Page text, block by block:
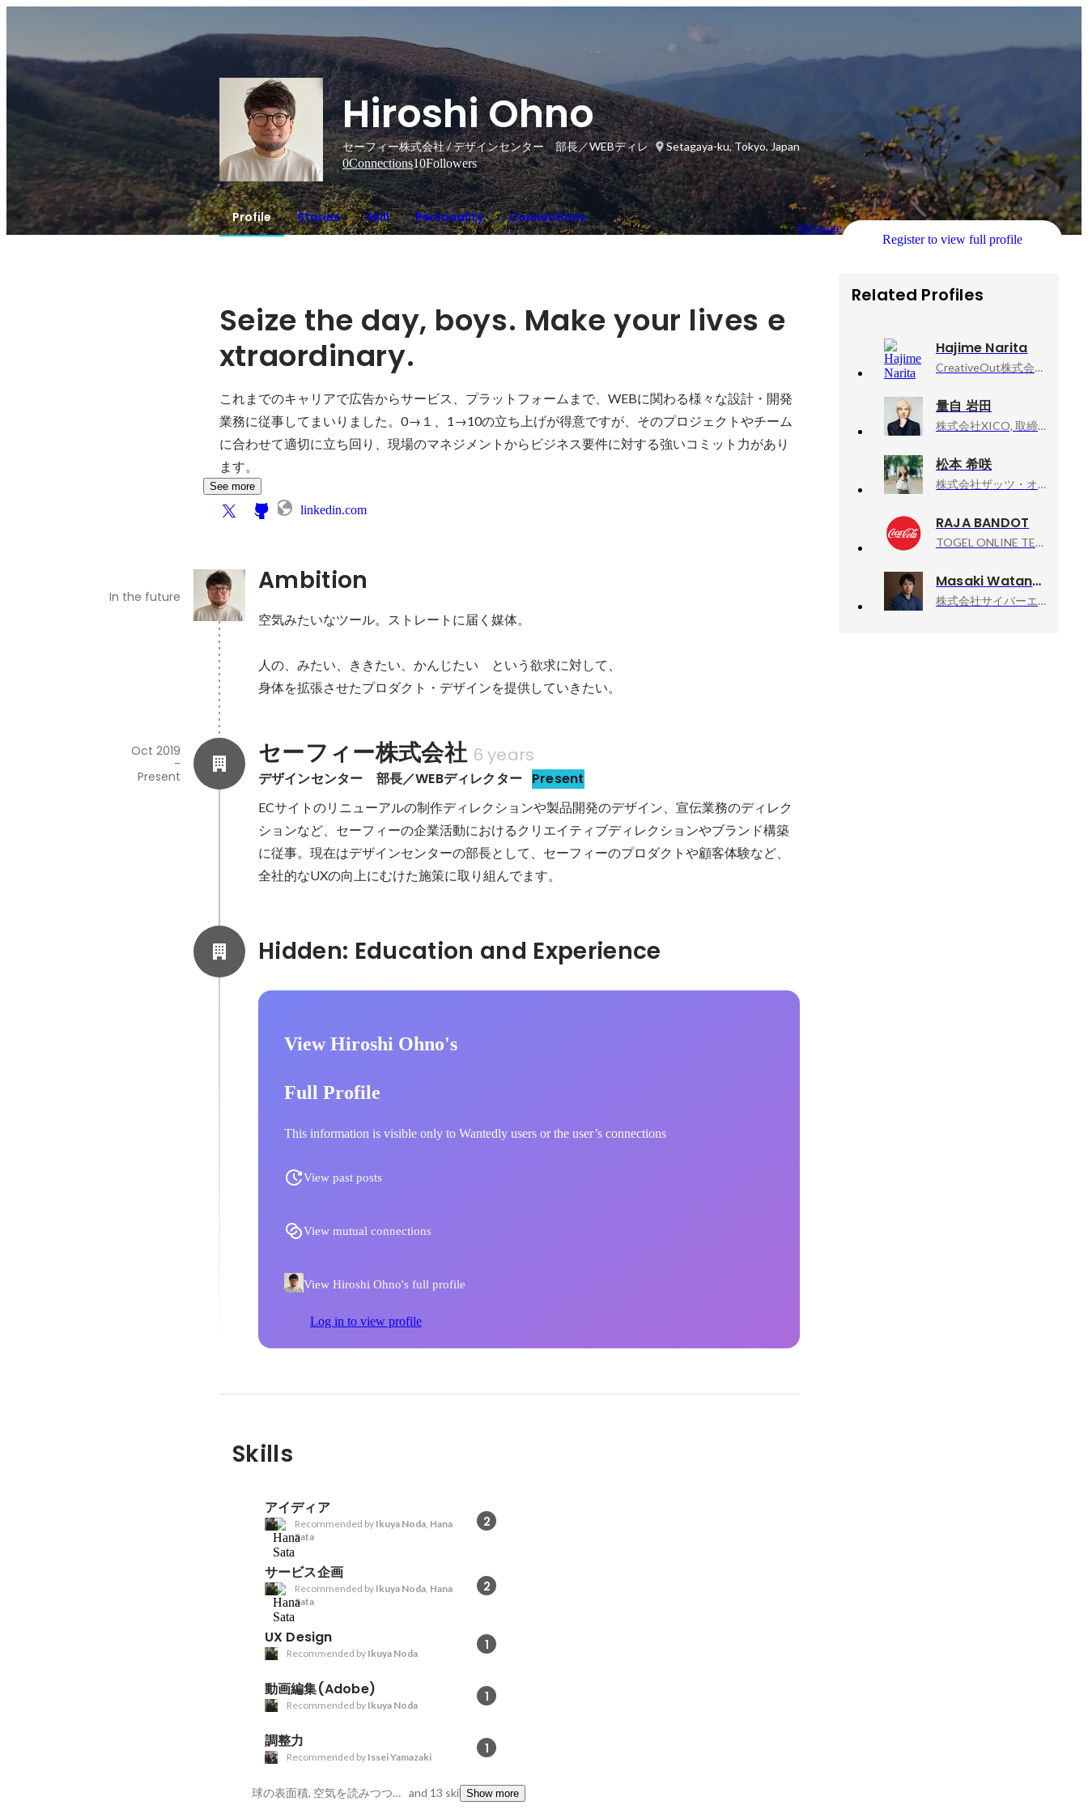
Hiroshi Ohno
セーフィー株式会社 / デザインセンター 部長／WEBディレクターSetagaya-ku, Tokyo, Japan
0Connections10Followers
Profile Stories Skill Personality Connections
Message
Register to view full profile
Seize the day, boys. Make your lives e
xtraordinary.
これまでのキャリアで広告からサービス、プラットフォームまで、WEBに関わる様々な設計・開発
業務に従事してまいりました。0→１、1→10の立ち上げが得意ですが、そのプロジェクトやチーム
に合わせて適切に立ち回り、現場のマネジメントからビジネス要件に対する強いコミット力があり
ます。
See more
linkedin.com
Ambition
In the future
空気みたいなツール。ストレートに届く媒体。
人の、みたい、ききたい、かんじたい　という欲求に対して、
身体を拡張させたプロダクト・デザインを提供していきたい。
セーフィー株式会社 6 years
デザインセンター　部長／WEBディレクター Present
Oct 2019
-
Present
ECサイトのリニューアルの制作ディレクションや製品開発のデザイン、宣伝業務のディレク
ションなど、セーフィーの企業活動におけるクリエイティブディレクションやブランド構築
に従事。現在はデザインセンターの部長として、セーフィーのプロダクトや顧客体験など、
全社的なUXの向上にむけた施策に取り組んでます。
View Hiroshi Ohno's
Full Profile
This information is visible only to Wantedly users or the user’s connections
View past posts
View mutual connections
View Hiroshi Ohno's full profile
Log in to view profile
Skills
アイディア
2
Recommended by Ikuya Noda, Hana
Sata
サービス企画
2
Recommended by Ikuya Noda, Hana
Sata
UX Design 1
Recommended by Ikuya Noda
動画編集(Adobe) 1
Recommended by Ikuya Noda
調整力 1
Recommended by Issei Yamazaki
球の表面積, 空気を読みつつそれを壊す、結果読めてない, デライト and 13 skillsShow more
Related Profiles
Hajime Narita
CreativeOut株式会社, 代表取締役社長／クリエイティブディレクター
量自 岩田
株式会社XICO, 取締役
松本 希咲
株式会社ザッツ・オールライト, PROFIT / SNSディレクター
RAJA BANDOT
TOGEL ONLINE TERPERCAYA, SITUS JUDI ONLINE TERPERCAYA SE INDONESIA RAYA
Masaki Watanabe
株式会社サイバーエージェント, 新R25編集長